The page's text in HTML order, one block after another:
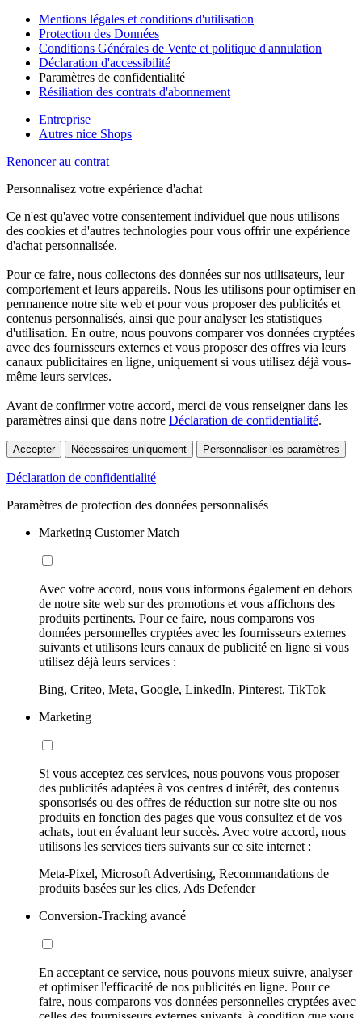
Mentions légales et conditions d'utilisation
Protection des Données
Conditions Générales de Vente et politique d'annulation
Déclaration d'accessibilité
Paramètres de confidentialité
Résiliation des contrats d'abonnement
Entreprise
Autres nice Shops
Renoncer au contrat
Personnalisez votre expérience d'achat
Ce n'est qu'avec votre consentement individuel que nous utilisons
des cookies et d'autres technologies pour vous offrir une expérience
d'achat personnalisée.
Pour ce faire, nous collectons des données sur nos utilisateurs, leur
comportement et leurs appareils. Nous les utilisons pour optimiser en
permanence notre site web et pour vous proposer des publicités et
contenus personnalisés, ainsi que pour analyser les statistiques
d'utilisation. En outre, nous pouvons comparer vos données cryptées
avec des fournisseurs externes et vous proposer des offres via leurs
canaux publicitaires en ligne, uniquement si vous utilisez déjà vous-
même leurs services.
Avant de confirmer votre accord, merci de vous renseigner dans les
paramètres ainsi que dans notre Déclaration de confidentialité.
Accepter Nécessaires uniquement Personnaliser les paramètres
Déclaration de confidentialité
Paramètres de protection des données personnalisés
Marketing Customer Match
Avec votre accord, nous vous informons également en dehors
de notre site web sur des promotions et vous affichons des
produits pertinents. Pour ce faire, nous comparons vos
données personnelles cryptées avec les fournisseurs externes
suivants et utilisons leurs canaux de publicité en ligne si vous
utilisez déjà leurs services :
Bing, Criteo, Meta, Google, LinkedIn, Pinterest, TikTok
Marketing
Si vous acceptez ces services, nous pouvons vous proposer
des publicités adaptées à vos centres d'intérêt, des contenus
sponsorisés ou des offres de réduction sur notre site ou nos
produits en fonction des pages que vous consultez et de vos
achats, tout en évaluant leur succès. Avec votre accord, nous
utilisons les services tiers suivants sur ce site internet :
Meta-Pixel, Microsoft Advertising, Recommandations de
produits basées sur les clics, Ads Defender
Conversion-Tracking avancé
En acceptant ce service, nous pouvons mieux suivre, analyser
et optimiser l'efficacité de nos publicités en ligne. Pour ce
faire, nous comparons vos données personnelles cryptées avec